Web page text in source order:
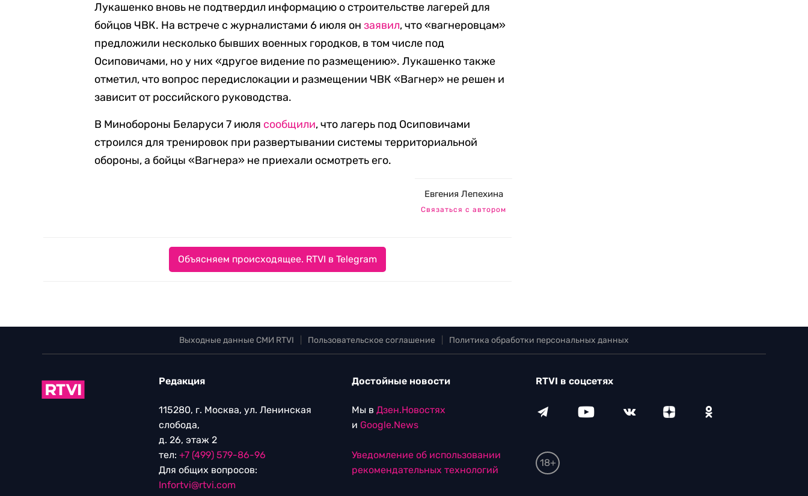
Лукашенко вновь не подтвердил информацию о строительстве лагерей для
бойцов ЧВК. На встрече с журналистами 6 июля онзаявил, что «вагнеровцам»
предложили несколько бывших военных городков, в том числе под
Осиповичами, но у них «другое видение по размещению». Лукашенко также
отметил, что вопрос передислокации и размещении ЧВК «Вагнер» не решен и
зависит от российского руководства.
В Минобороны Беларуси 7 июля сообщили, что лагерь под Осиповичами
строился для тренировок при развертывании системы территориальной
обороны, а бойцы «Вагнера» не приехали осмотреть его.
Евгения Лепехина
Связаться с автором
Объясняем происходящее. RTVI в Telegram
Выходные данные СМИ RTVI Пользовательское соглашение Политика обработки персональных данных
Редакция
115280, г. Москва, ул. Ленинская
слобода,
д. 26, этаж 2
тел: +7 (499) 579-86-96
Для общих вопросов:
Infortvi@rtvi.com
Достойные новости
Мы в Дзен.Новостях
и Google.News
Уведомление об использовании
рекомендательных технологий
RTVI в соцсетях
18+